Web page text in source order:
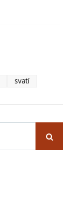
svatí